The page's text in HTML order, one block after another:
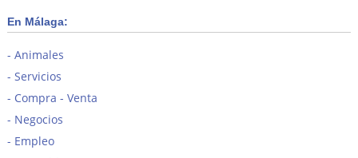
En Málaga:
Animales
Servicios
Compra - Venta
Negocios
Empleo